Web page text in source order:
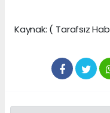
Kaynak: ( Tarafsız